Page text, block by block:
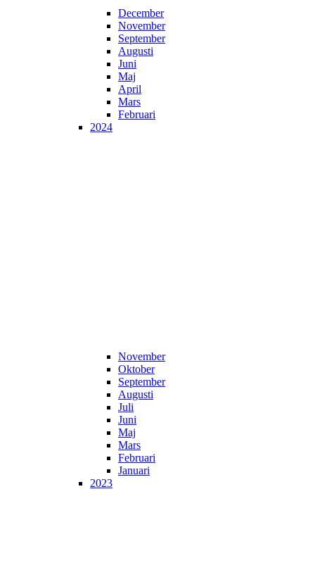
December
November
September
Augusti
Juni
Maj
April
Mars
Februari
2024
November
Oktober
September
Augusti
Juli
Juni
Maj
Mars
Februari
Januari
2023